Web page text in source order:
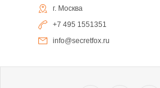
г. Москва
+7 495 1551351
info@secretfox.ru